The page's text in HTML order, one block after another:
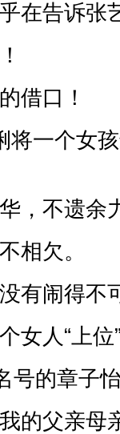
告诉张
借口！
一个女孩
不遗余
欠。
闹得不
人“上位
的章子
父亲母